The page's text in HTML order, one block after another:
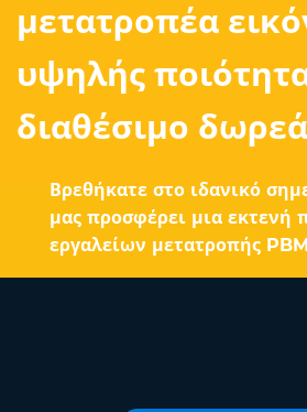
μετατροπέα
υψηλής
διαθέσιμο
Βρεθήκατε στο ιδανικό
μας προσφέρει μια εκτενή
εργαλείων μετατροπής